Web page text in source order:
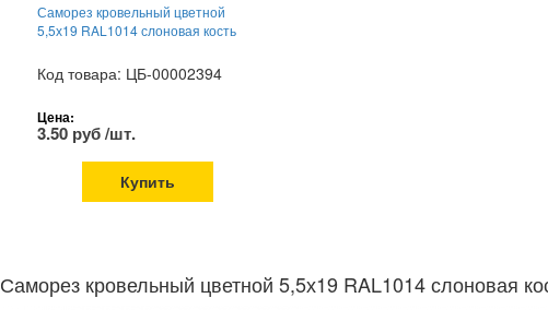
Саморез кровельный цветной
5,5х19 RAL1014 слоновая кость
Код товара: ЦБ-00002394
Цена:
3.50 руб /шт.
Купить
Саморез кровельный цветной 5,5х19 RAL1014 слоновая